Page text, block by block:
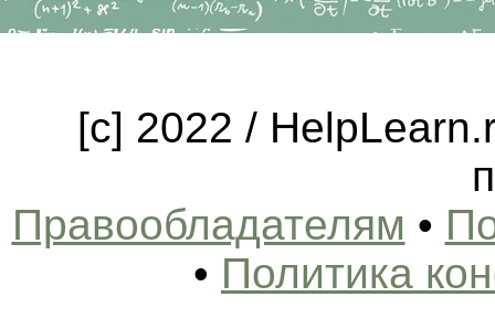
[c] 2022 /
Правообладателям •
• Политика